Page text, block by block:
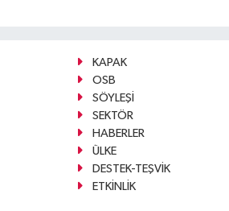
KAPAK
OSB
SÖYLEŞİ
SEKTÖR
HABERLER
ÜLKE
DESTEK-TEŞVİK
ETKİNLİK